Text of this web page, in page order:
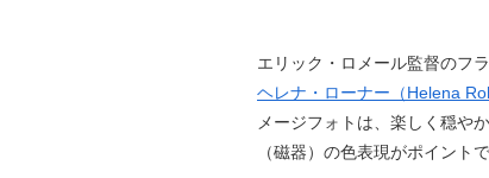
エリック・ロメール監督のフ
ヘレナ・ローナー（Helena
メージフォトは、楽しく穏や
（磁器）の色表現がポイント